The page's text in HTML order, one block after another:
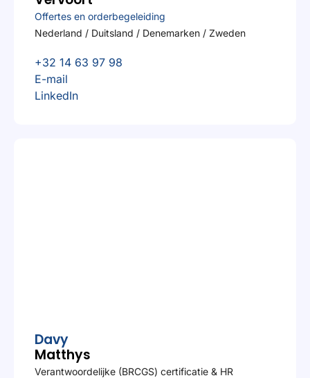
Offertes en orderbegeleiding
Nederland / Duitsland / Denemarken / Zweden
+32 14 63 97 98
E-mail
LinkedIn
Davy
Matthys
Verantwoordelijke (BRCGS) certificatie & HR